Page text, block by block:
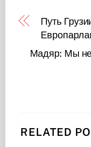
Путь
Мадяр: Мы
RELATED